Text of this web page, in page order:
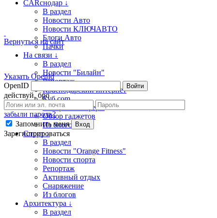
Вернуться на сайт
Указать OpenId
OpenID
Войти
действуй, бро
забыли пароль?
Запомнить меня
Вход
Зарегистрироваться
CARснодар ↓
В раздел
Новости Авто
Новости КЛЮЧАВТО
Блоги Авто
Пачки
На связи ↓
В раздел
Новости "Билайн"
Репортаж
Краснодарский интернет
Куб.com
Обзор блогосферы
Обзор гаджетов
Из блогов
Спорт ↓
В раздел
Новости "Orange Fitness"
Новости спорта
Репортаж
Активный отдых
Снаряжение
Из блогов
Архитектура ↓
В раздел